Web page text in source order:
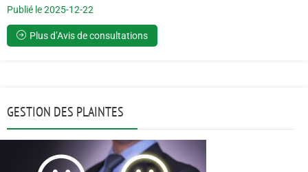
Publié le 2025-12-22
Plus d’Avis de consultations
GESTION DES PLAINTES